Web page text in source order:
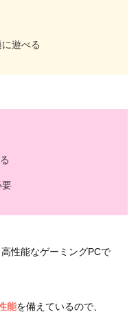
遊べる
要
性能なゲーミングPCで
能を備えているので、